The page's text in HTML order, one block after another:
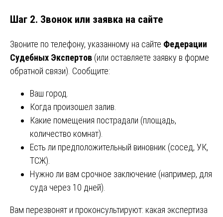
Шаг 2. Звонок или заявка на сайте
Звоните по телефону, указанному на сайте Федерации
Судебных Экспертов (или оставляете заявку в форме
обратной связи). Сообщите:
Ваш город.
Когда произошел залив.
Какие помещения пострадали (площадь,
количество комнат).
Есть ли предположительный виновник (сосед, УК,
ТСЖ).
Нужно ли вам срочное заключение (например, для
суда через 10 дней).
Вам перезвонят и проконсультируют: какая экспертиза